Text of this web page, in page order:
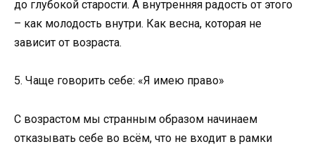
до глубокой старости. А внутренняя радость от этого
– как молодость внутри. Как весна, которая не
зависит от возраста.
5. Чаще говорить себе: «Я имею право»
С возрастом мы странным образом начинаем
отказывать себе во всём, что не входит в рамки